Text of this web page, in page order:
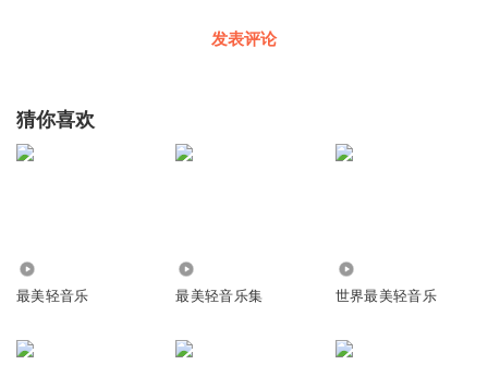
发表评论
猜你喜欢
最美轻音乐 最美轻音乐集 世界最美轻音乐